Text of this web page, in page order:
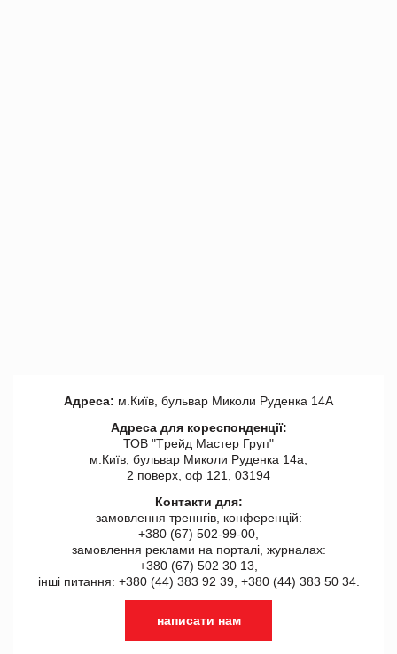
Адреса: м.Київ, бульвар Миколи Руденка 14А
Адреса для кореспонденції:
ТОВ "Tрейд Мастер Груп"
м.Київ, бульвар Миколи Руденка 14а,
2 поверх, оф 121, 03194
Контакти для:
замовлення треннгів, конференцій:
+380 (67) 502-99-00,
замовлення реклами на порталі, журналах:
+380 (67) 502 30 13,
інші питання: +380 (44) 383 92 39, +380 (44) 383 50 34.
написати нам